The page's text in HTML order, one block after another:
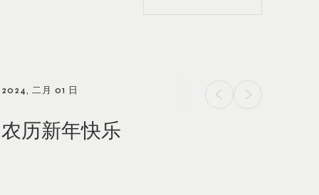
2024, 二月 01 日
农历新年快乐